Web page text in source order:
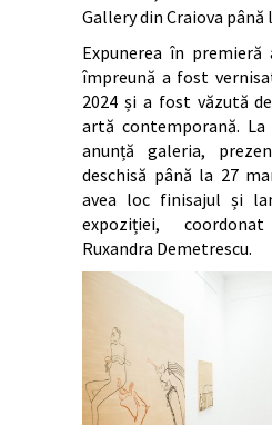
Gallery din Craiova până
Expunerea în
împreună a fost
2024 și a fost văzută
artă contemporană. La
anunță galeria,
deschisă până la 27
avea loc finisajul și
expoziției,
Ruxandra Demetrescu.